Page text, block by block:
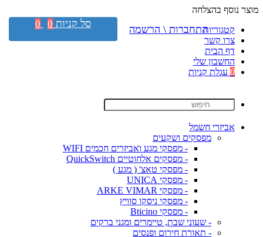
מוצר נוסף בהצלחה
קטגוריות
צרו קשר
דף הבית
החשבון שלי
0 עגלת קניות
אביזרי חשמל
מפסקים ושקעים
- מפסקי מגע ואביזרים חכמים WIFI
- מפסקים אלחוטיים QuickSwitch
- מפסקי טאצ' ( מגע )
- מפסקי UNICA
- מפסקי ARKE VIMAR
- מפסקי ניסקו סוויץ
- מפסקי Bticino
- שעוני שבת, טיימרים ומגני ברקים
- תאורת חירום ופנסים
התחברות \ הרשמה סל קניות 0
0